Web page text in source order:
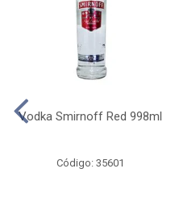
Vodka Smirnoff Red 998ml
Código: 35601